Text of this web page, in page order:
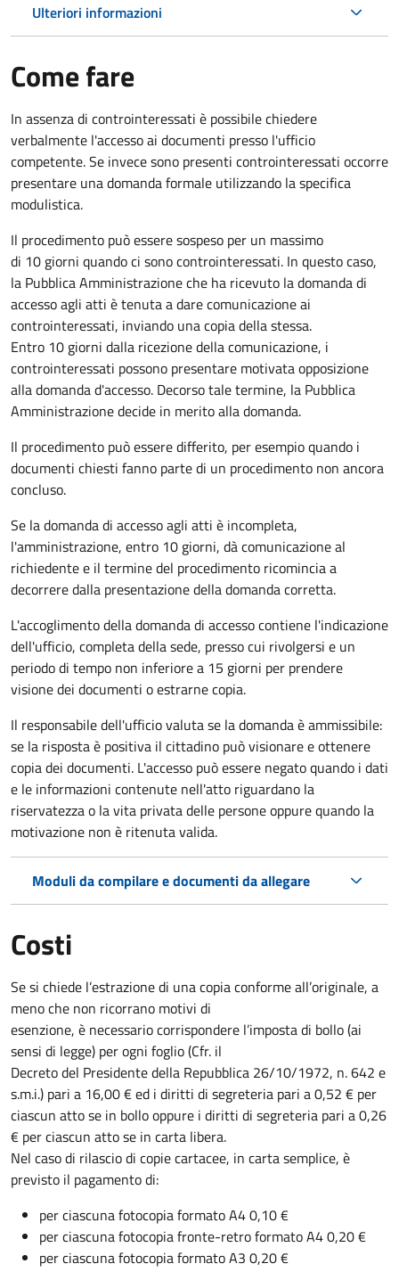
Ulteriori informazioni
Come fare
In assenza di controinteressati è possibile chiedere
verbalmente l'accesso ai documenti presso l'ufficio
competente. Se invece sono presenti controinteressati occorre
presentare una domanda formale utilizzando la specifica
modulistica.
Il procedimento può essere sospeso per un massimo
di 10 giorni quando ci sono controinteressati. In questo caso,
la Pubblica Amministrazione che ha ricevuto la domanda di
accesso agli atti è tenuta a dare comunicazione ai
controinteressati, inviando una copia della stessa.
Entro 10 giorni dalla ricezione della comunicazione, i
controinteressati possono presentare motivata opposizione
alla domanda d'accesso. Decorso tale termine, la Pubblica
Amministrazione decide in merito alla domanda.
Il procedimento può essere differito, per esempio quando i
documenti chiesti fanno parte di un procedimento non ancora
concluso.
Se la domanda di accesso agli atti è incompleta,
l'amministrazione, entro 10 giorni, dà comunicazione al
richiedente e il termine del procedimento ricomincia a
decorrere dalla presentazione della domanda corretta.
L'accoglimento della domanda di accesso contiene l'indicazione
dell'ufficio, completa della sede, presso cui rivolgersi e un
periodo di tempo non inferiore a 15 giorni per prendere
visione dei documenti o estrarne copia.
Il responsabile dell'ufficio valuta se la domanda è ammissibile:
se la risposta è positiva il cittadino può visionare e ottenere
copia dei documenti. L'accesso può essere negato quando i dati
e le informazioni contenute nell'atto riguardano la
riservatezza o la vita privata delle persone oppure quando la
motivazione non è ritenuta valida.
Moduli da compilare e documenti da allegare
Costi
Se si chiede l’estrazione di una copia conforme all’originale, a
meno che non ricorrano motivi di
esenzione, è necessario corrispondere l’imposta di bollo (ai
sensi di legge) per ogni foglio (Cfr. il
Decreto del Presidente della Repubblica 26/10/1972, n. 642 e
s.m.i.) pari a 16,00 € ed i diritti di segreteria pari a 0,52 € per
ciascun atto se in bollo oppure i diritti di segreteria pari a 0,26
€ per ciascun atto se in carta libera.
Nel caso di rilascio di copie cartacee, in carta semplice, è
previsto il pagamento di:
per ciascuna fotocopia formato A4 0,10 €
per ciascuna fotocopia fronte-retro formato A4 0,20 €
per ciascuna fotocopia formato A3 0,20 €